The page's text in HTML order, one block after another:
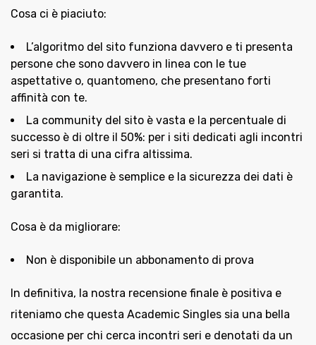
Cosa ci è piaciuto:
L’algoritmo del sito funziona davvero e ti presenta
persone che sono davvero in linea con le tue
aspettative o, quantomeno, che presentano forti
affinità con te.
La community del sito è vasta e la percentuale di
successo è di oltre il 50%: per i siti dedicati agli incontri
seri si tratta di una cifra altissima.
La navigazione è semplice e la sicurezza dei dati è
garantita.
Cosa è da migliorare:
Non è disponibile un abbonamento di prova
In definitiva, la nostra recensione finale è positiva e
riteniamo che questa Academic Singles sia una bella
occasione per chi cerca incontri seri e denotati da un